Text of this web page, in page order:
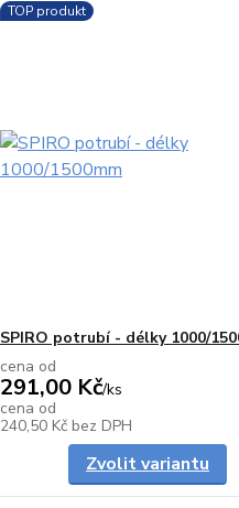
TOP produkt
SPIRO potrubí - délky 1000/
cena od
291,00 Kč/ks
cena od
240,50 Kč bez DPH
Zvolit variantu